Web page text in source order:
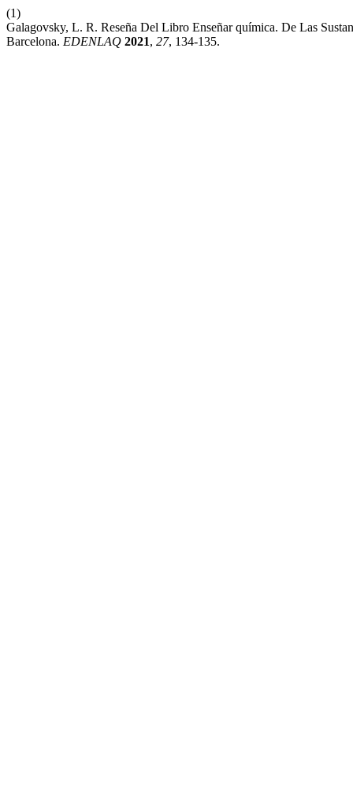
(1)
Galagovsky, L. R. Reseña Del Libro Enseñar química. De Las
Barcelona. EDENLAQ 2021, 27, 134-135.